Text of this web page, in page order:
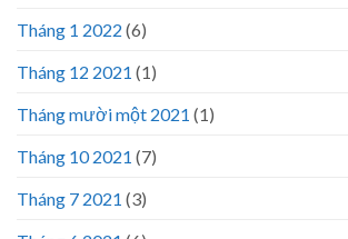
Tháng 1 2022 (6)
Tháng 12 2021 (1)
Tháng mười một 2021 (1)
Tháng 10 2021 (7)
Tháng 7 2021 (3)